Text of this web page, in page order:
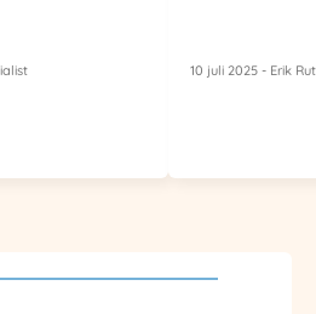
10 juli 2025 - Erik